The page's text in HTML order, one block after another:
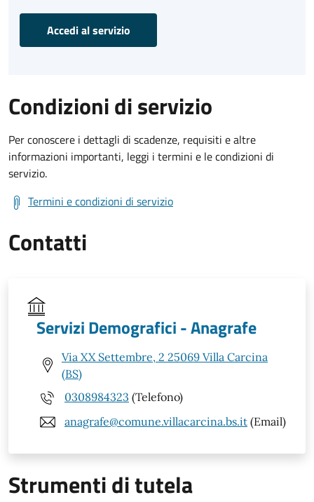
Accedi al servizio
Condizioni di servizio
Per conoscere i dettagli di scadenze, requisiti e altre
informazioni importanti, leggi i termini e le condizioni di
servizio.
Termini e condizioni di servizio
Contatti
Servizi Demografici - Anagrafe
Via XX Settembre, 2 25069 Villa Carcina
(BS)
0308984323 (Telefono)
anagrafe@comune.villacarcina.bs.it (Email)
Strumenti di tutela